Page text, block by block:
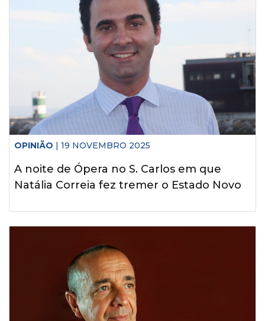
OPINIÃO | 19 NOVEMBRO 2025
A noite de Ópera no S. Carlos em que
Natália Correia fez tremer o Estado Novo